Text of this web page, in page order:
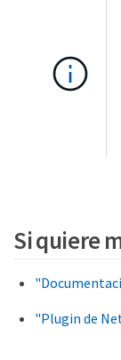
Si quiere
"Plugin de